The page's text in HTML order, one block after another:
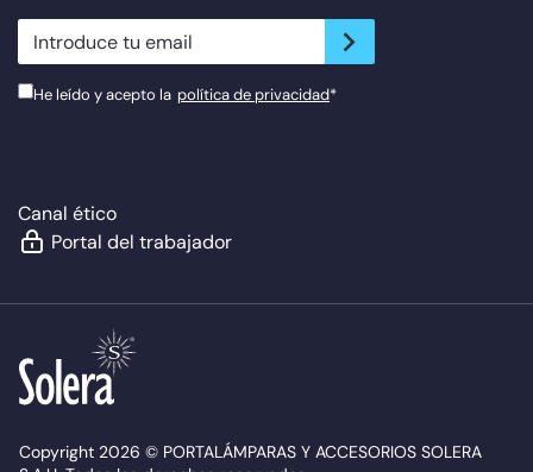
newsletter.suscribe
He leído y acepto la política de privacidad*
Canal ético
Portal del trabajador
Copyright 2026 © PORTALÁMPARAS Y ACCESORIOS SOLERA